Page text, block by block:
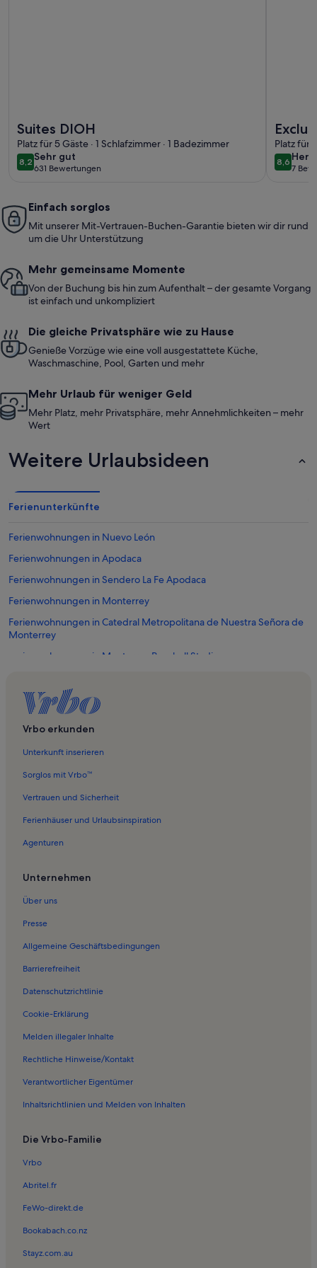
Suites DIOH
Platz für 5 Gäste · 1 Schlafzimmer · 1 Badezimmer
8,28,2 von 10
Sehr gut
sehr
gut
631 Bewertungen
(631
Platz für
8,68,6 von
7
(7
Einfach sorglos
Mit unserer Mit-Vertrauen-Buchen-Garantie bieten wir dir rund
um die Uhr Unterstützung
Mehr gemeinsame Momente
Von der Buchung bis hin zum Aufenthalt – der gesamte Vorgang
ist einfach und unkompliziert
Die gleiche Privatsphäre wie zu Hause
Genieße Vorzüge wie eine voll ausgestattete Küche,
Waschmaschine, Pool, Garten und mehr
Mehr Urlaub für weniger Geld
Mehr Platz, mehr Privatsphäre, mehr Annehmlichkeiten – mehr
Wert
Weitere Urlaubsideen
Ferienunterkünfte
Ferienwohnungen in Nuevo León
Ferienwohnungen in Apodaca
Ferienwohnungen in Sendero La Fe Apodaca
Ferienwohnungen in Monterrey
Ferienwohnungen in Catedral Metropolitana de Nuestra Señora de
Monterrey
Ferienwohnungen in Monterrey Baseball Stadium
Vrbo erkunden
Unterkunft inserieren
Sorglos mit Vrbo™
Vertrauen und Sicherheit
Ferienhäuser und Urlaubsinspiration
Agenturen
Unternehmen
Über uns
Presse
Allgemeine Geschäftsbedingungen
Barrierefreiheit
Datenschutzrichtlinie
Cookie-Erklärung
Melden illegaler Inhalte
Rechtliche Hinweise/Kontakt
Verantwortlicher Eigentümer
Inhaltsrichtlinien und Melden von Inhalten
Die Vrbo-Familie
Vrbo
Abritel.fr
FeWo-direkt.de
Bookabach.co.nz
Stayz.com.au